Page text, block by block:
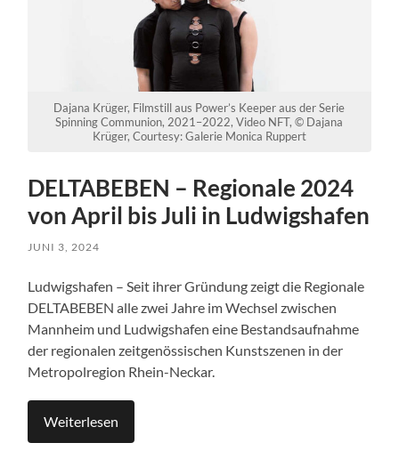
Dajana Krüger, Filmstill aus Power’s Keeper aus der Serie
Spinning Communion, 2021–2022, Video NFT, © Dajana
Krüger, Courtesy: Galerie Monica Ruppert
DELTABEBEN – Regionale 2024
von April bis Juli in Ludwigshafen
JUNI 3, 2024
Ludwigshafen – Seit ihrer Gründung zeigt die Regionale
DELTABEBEN alle zwei Jahre im Wechsel zwischen
Mannheim und Ludwigshafen eine Bestandsaufnahme
der regionalen zeitgenössischen Kunstszenen in der
Metropolregion Rhein-Neckar.
Weiterlesen